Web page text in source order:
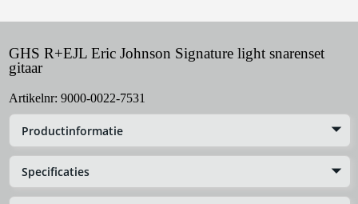
GHS R+EJL Eric Johnson Signature light snarenset
gitaar
Artikelnr: 9000-0022-7531
Productinformatie
Specificaties